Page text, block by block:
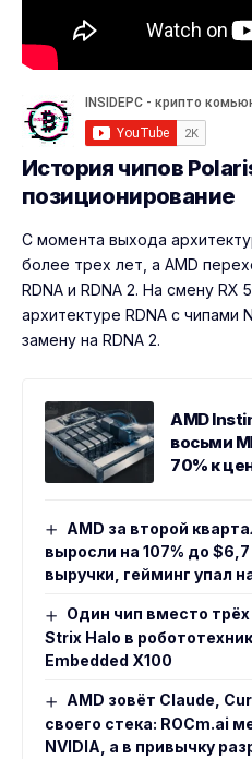
История чипов
позиционирование
С момента выхода
более трех лет, а AMD
RDNA и RDNA 2. На смену RX
архитектуре RDNA c чипами
замену на RDNA 2.
AMD
восьми
70% к
AMD за второй
выросли на 107% до
выручки, гейминг упал
Один чип вместо
Strix Halo в
Embedded X100
AMD зовёт Claude,
своего стека: ROCm.ai
NVIDIA, а в привычку